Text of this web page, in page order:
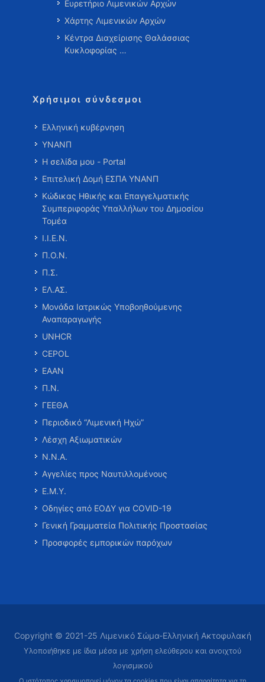
Ευρετήριο Λιμενικών Αρχών
Χάρτης Λιμενικών Αρχών
Κέντρα Διαχείρισης Θαλάσσιας
Κυκλοφορίας …
Χρήσιμοι σύνδεσμοι
Ελληνική κυβέρνηση
ΥΝΑΝΠ
Η σελίδα μου - Portal
Επιτελική Δομή ΕΣΠΑ ΥΝΑΝΠ
Κώδικας Ηθικής και Επαγγελματικής
Συμπεριφοράς Υπαλλήλων του Δημοσίου
Τομέα
Ι.Ι.Ε.Ν.
Π.Ο.Ν.
Π.Σ.
ΕΛ.ΑΣ.
Μονάδα Ιατρικώς Υποβοηθούμενης
Αναπαραγωγής
UNHCR
CEPOL
ΕΑΑΝ
Π.Ν.
ΓΕΕΘΑ
Περιοδικό “Λιμενική Ηχώ”
Λέσχη Αξιωματικών
Ν.Ν.Α.
Αγγελίες προς Ναυτιλλομένους
Ε.Μ.Υ.
Οδηγίες από ΕΟΔΥ για COVID-19
Γενική Γραμματεία Πολιτικής Προστασίας
Προσφορές εμπορικών παρόχων
Copyright © 2021-25 Λιμενικό Σώμα-Ελληνική Ακτοφυλακή
Υλοποιήθηκε με ίδια μέσα με χρήση ελεύθερου και ανοιχτού
λογισμικού